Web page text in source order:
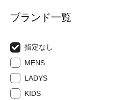
ブランド一覧
指定なし
MENS
LADYS
KIDS